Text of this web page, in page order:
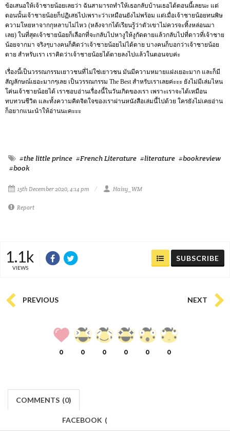
ข้อเสนอให้เจ้าชายน้อยเลยว่า ฉันสามารถทำให้เธอกลับบ้านเธอได้ตอนนี้เลยนะ แต่
ตอนนั้นเจ้าชายน้อยก็ปฏิเสธไปเพราะว่าเหมือนยังไม่พร้อม แต่เมื่อเจ้าชายน้อยทนพิษ
ความโหยหาจากกุหลาบไม่ไหว (หลังจากได้เรียนรู้ว่าตัวเขาไม่ควรจะทิ้งหล่อนมา
เลย) ในที่สุดเจ้าชายน้อยก็เลือกที่จะกลับไปหางูให้งูกัดตายแล้วกลับไปที่ดาวที่เจ้าชาย
น้อยจากมา จริงๆบางคนก็คิดว่าเจ้าชายน้อยไม่ได้ตาย บางคนก็บอกว่าเจ้าชายน้อย
ตาย สำหรับเรา เราคิดว่าเจ้าชายน้อยได้ตายลงไปแล้วในตอนจบค่ะ
เรื่องนี้เป็นวรรณกรรมเยาวชนที่ไม่ใช่เยาวชน มันมีความหมายแฝงเยอะมาก และก็มี
สัญลักษณ์เยอะมากๆเลย เป็นวรรณกรรม The Best สำหรับเราเลยค่ะะะ ยังไม่มีเล่มไหน
โค่นเจ้าชายน้อยได้ เราชอบอ่านเรื่องนี้ในวันเกิดของเรา เพราะเราจะได้เหมือน
ทบทวนชีวิต และทั้งความคิดจิตใจของเราผ่านหนังสือเล่มนี้ไปด้วย ใครยังไม่เคยอ่าน
ก็อยากแนะนำให้อ่านนะคะะะ
#the little prince #French Literature #literature #bookreview
#book
15th December 2020, 4:14 pm Haisy_WM
Report
1.1k
VIEWS
SUBSCRIBE
PREVIOUS NEXT
0 0 0 0 0 0
COMMENTS (0)
FACEBOOK (